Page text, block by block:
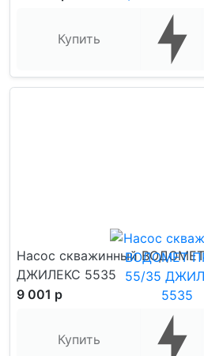
Купить
Насос скважинный
ДЖИЛЕКС 5535
9 001 р
Купить